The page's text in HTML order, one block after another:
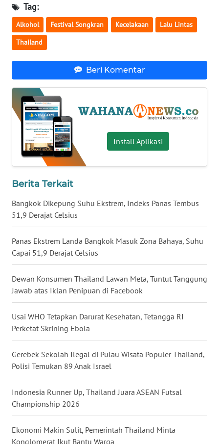
Tag:
Alkohol Festival Songkran Kecelakaan Lalu Lintas
Thailand
Beri Komentar
Install Aplikasi
Berita Terkait
Bangkok Dikepung Suhu Ekstrem, Indeks Panas Tembus
51,9 Derajat Celsius
Panas Ekstrem Landa Bangkok Masuk Zona Bahaya, Suhu
Capai 51,9 Derajat Celsius
Dewan Konsumen Thailand Lawan Meta, Tuntut Tanggung
Jawab atas Iklan Penipuan di Facebook
Usai WHO Tetapkan Darurat Kesehatan, Tetangga RI
Perketat Skrining Ebola
Gerebek Sekolah Ilegal di Pulau Wisata Populer Thailand,
Polisi Temukan 89 Anak Israel
Indonesia Runner Up, Thailand Juara ASEAN Futsal
Championship 2026
Ekonomi Makin Sulit, Pemerintah Thailand Minta
Konglomerat Ikut Bantu Warga
WN
BABEL
SUMSEL
WN
BENGKULU
WN
JATENG
WN
NUSANTARA
JOGJA
JATIM
BALI
KALBAR
WN
KALTENG